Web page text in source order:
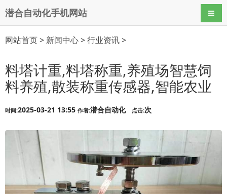
潜合自动化手机网站 导航
网站首页> 新闻中心>行业资讯>
料塔计重,料塔称重,养殖场智慧饲
料养殖,散装称重传感器,智能农业
时间:2025-03-21 13:55 作者:潜合自动化 点击:次